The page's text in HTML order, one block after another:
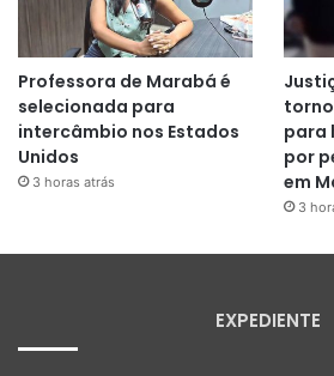
Professora de Marabá é
selecionada para
intercâmbio nos Estados
Unidos
3 horas atrás
para
por
em
3
EXPEDIENTE